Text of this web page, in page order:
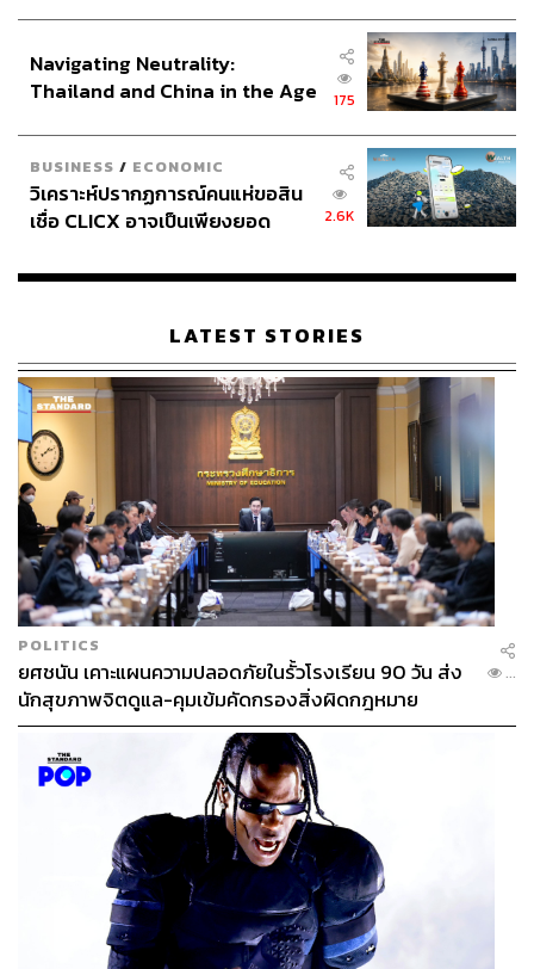
THE STANDARD TEAM
กองบรรณาธิการ THE STANDARD
ABOUT THE PHOTOGRAPHER
ฐานิส สุดโต
บรรณาธิการภาพ ประจำสำนักข่าว THE
STANDARD
Navigating Neutrality:
Thailand and China in the Age
175
BUSINESS / ECONOMIC
วิเคราะห์ปรากฏการณ์คนแห่ขอสิน
เชื่อ CLICX อาจเป็นเพียงยอด
เรือนไทยที่ถูกซุกไว้
2.6K
LATEST STORIES
POLITICS
ยศชนัน เคาะแผนความปลอดภัยในรั้วโรงเรียน 90 วัน ส่ง
นักสุขภาพจิตดูแล-คุมเข้มคัดกรองสิ่งผิดกฎหมาย
...